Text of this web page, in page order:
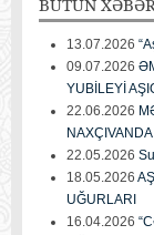
13.07.2026
09.07.2026
YUBİLEYİ
22.06.2026
22.05.2026
18.05.2026
UĞURLARI
16.04.2026